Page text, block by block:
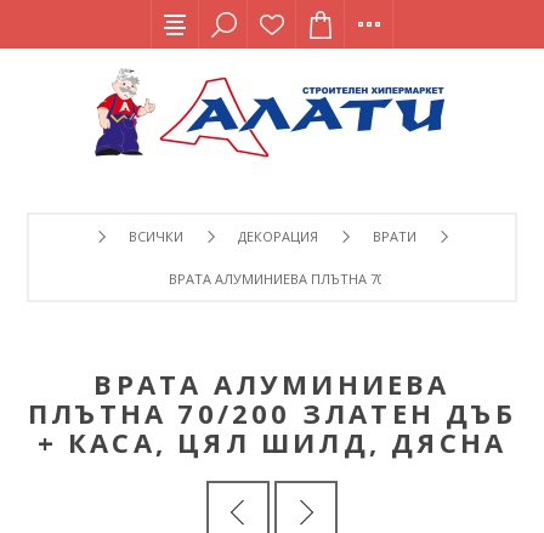
ВСИЧКИ ДЕКОРАЦИЯ ВРАТИ
ВРАТА АЛУМИНИЕВА ПЛЪТНА 70/200 ЗЛАТЕН ДЪБ +
ВРАТА АЛУМИНИЕВА
ПЛЪТНА 70/200 ЗЛАТЕН ДЪБ
+ КАСА, ЦЯЛ ШИЛД, ДЯСНА